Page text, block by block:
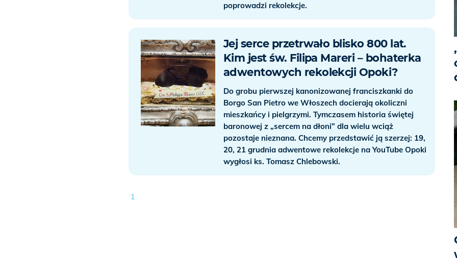
poprowadzi rekolekcje.
Jej serce przetrwało blisko 800 lat.
Kim jest św. Filipa Mareri – bohaterka
adwentowych rekolekcji Opoki?
Do grobu pierwszej kanonizowanej franciszkanki do
Borgo San Pietro we Włoszech docierają okoliczni
mieszkańcy i pielgrzymi. Tymczasem historia świętej
baronowej z „sercem na dłoni” dla wielu wciąż
pozostaje nieznana. Chcemy przedstawić ją szerzej: 19,
20, 21 grudnia adwentowe rekolekcje na YouTube Opoki
wygłosi ks. Tomasz Chlebowski.
1